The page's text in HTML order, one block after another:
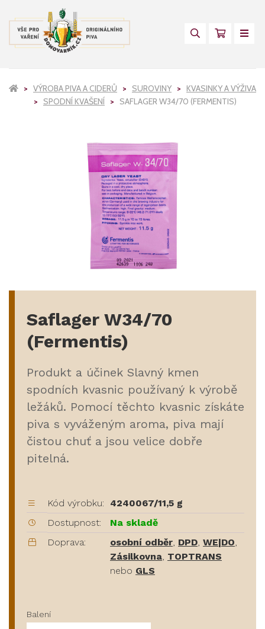
VÝROBA PIVA A CIDERŮ SUROVINY
KVASINKY A VÝŽIVA
SPODNÍ KVAŠENÍ
SAFLAGER W34/70 (FERMENTIS)
Saflager W34/70
(Fermentis)
Produkt a účinek Slavný kmen
spodních kvasnic používaný k výrobě
ležáků. Pomocí těchto kvasnic získáte
piva s vyváženým aroma, piva mají
čistou chuť a jsou velice dobře
pitelná.
Kód výrobku:
4240067/11,5 g
Dostupnost:
Na skladě
Doprava:
osobní odběr DPD WE|DO
Zásilkovna TOPTRANS
nebo GLS
Balení